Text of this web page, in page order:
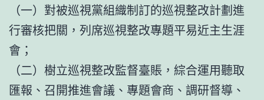
（一）對被巡視黨組織制訂的巡視整改計劃進
行審核把關，列席巡視整改專題平易近主生涯
會；
（二）樹立巡視整改監督臺賬，綜合運用聽取
匯報、召開推進會議、專題會商、調研督導、